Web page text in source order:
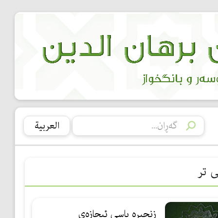
العربیة
تر
زنجیره‌ باسی ئیجازه‌ی